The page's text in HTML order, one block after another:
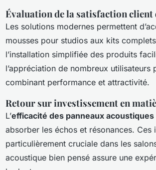
Évaluation de la satisfaction client
Les solutions modernes permettent
mousses pour studios aux kits
l’installation simplifiée des produits
l’appréciation de nombreux
combinant performance et attractivité.
Retour sur investissement en
L’efficacité des panneaux acoustiques
absorber les échos et résonances.
particulièrement cruciale dans les
acoustique bien pensé assure une